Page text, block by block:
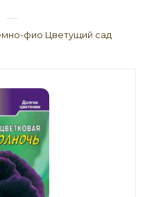
—
фио Цветущий сад